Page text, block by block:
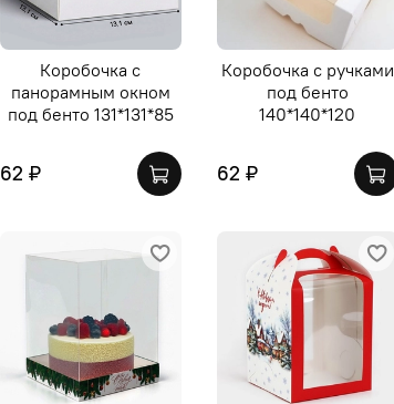
Коробочка с
панорамным окном
под бенто 131*131*85
62 ₽
Коробочка с ручками
под бенто
140*140*120
62 ₽